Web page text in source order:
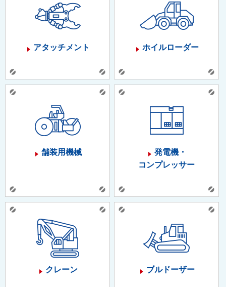
アタッチメント ホイルローダー
舗装用機械
発電機・
コンプレッサー
クレーン ブルドーザー